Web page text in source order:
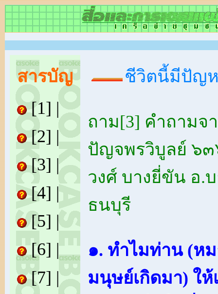
สารบัญ
[1] |
[2] |
[3] |
[4] |
[5] |
[6] |
[7] |
ชีวิตนี้มีปัญ
ถาม[3] คำถาม
ปัญจพรวิบูลย์ ๖
วงศ์ บางยี่ขัน อ.
ธนบุรี
๑. ทำไมท่าน (ห
มนุษย์เกิดมา) ใ